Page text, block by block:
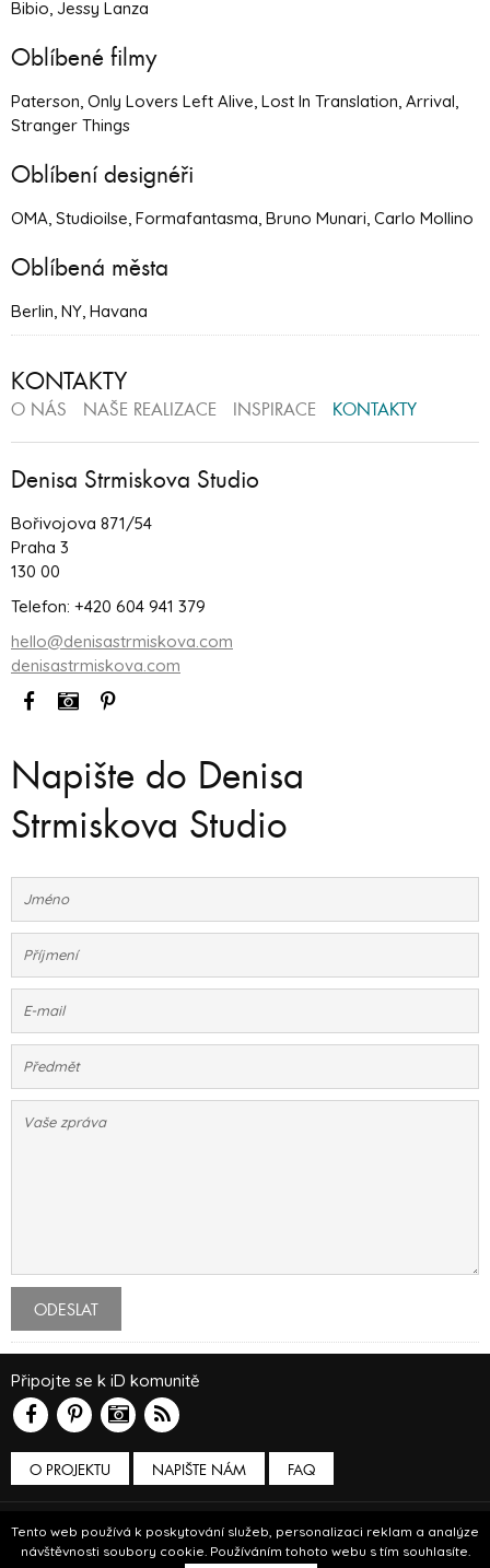
Tento web používá k poskytování služeb, personalizaci reklam a analýze
návštěvnosti soubory cookie. Používáním tohoto webu s tím souhlasíte.
Bibio, Jessy Lanza
Oblíbené filmy
Paterson, Only Lovers Left Alive, Lost In Translation, Arrival,
Stranger Things
Oblíbení designéři
OMA, Studioilse, Formafantasma, Bruno Munari, Carlo Mollino
Oblíbená města
Berlin, NY, Havana
KONTAKTY
O NÁS NAŠE REALIZACE INSPIRACE KONTAKTY
Denisa Strmiskova Studio
Bořivojova 871/54
Praha 3
130 00
Telefon: +420 604 941 379
hello@denisastrmiskova.com
denisastrmiskova.com
Napište do Denisa
Strmiskova Studio
ODESLAT
O PROJEKTU NAPIŠTE NÁM
Připojte se k iD komunitě
FAQ
Podmínky používání
© Insidecor 2013-2019.